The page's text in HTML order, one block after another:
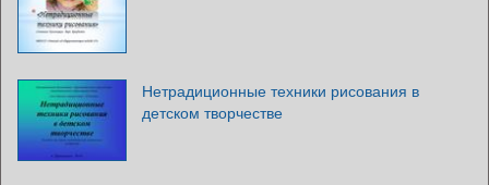
Нетрадиционные техники рисования в
детском творчестве